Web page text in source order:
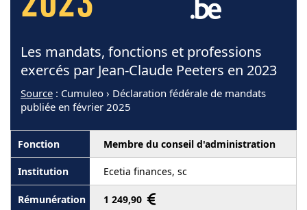
Les mandats, fonctions et professions
exercés par Jean-Claude Peeters en 2023
Source : Cumuleo › Déclaration fédérale de mandats
publiée en février 2025
Membre du conseil d'administration
Ecetia finances, sc
1 249,90